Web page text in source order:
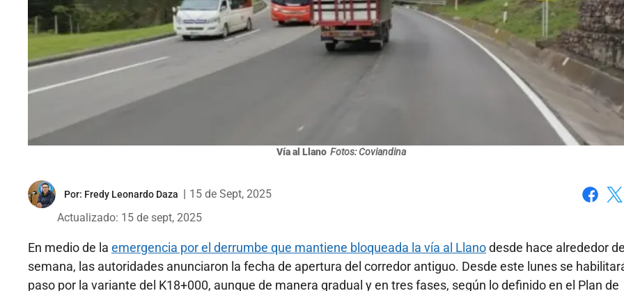
Vía al Llano Fotos: Coviandina
Por: Fredy Leonardo Daza
15 de Sept, 2025
Actualizado: 15 de sept, 2025
En medio de la emergencia por el derrumbe que mantiene bloqueada la vía al Llanodesde hace alrededor
semana, las autoridades anunciaron la fecha de apertura del corredor antiguo. Desde este lunes se
paso por la variante del K18+000, aunque de manera gradual y en tres fases, según lo definido en el Plan de